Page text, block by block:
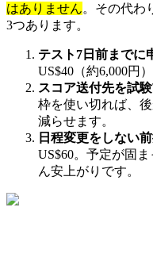
はありません。その代わ
3つあります。
テスト7日前までに
US$40（約6,000円
スコア送付先を試
枠を使い切れば、
減らせます。
日程変更をしない
US$60。予定が固
ん安上がりです。